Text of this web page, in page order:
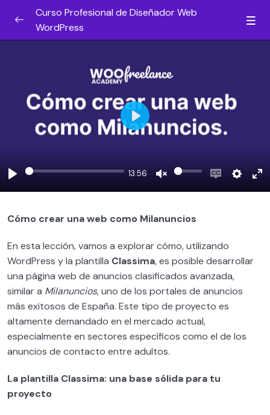
Gana dinero desde el día uno
Introducción al diseño web
Qué necesitas para crear un sitio web
WordPress
Cuentas de email para proyecto web
Cómo instalar WordPress
WordPress y su sistema de archivos 0/4
Plantillas WordPress
Plugins WordPress PREMIUM 0/2
Migración y clonación de sitios WordPress
Curso Profesional de Diseñador Web
WordPress
Play
13:56
Unmute
Enable
Play
Cómo crear una web como Milanuncios
En esta lección, vamos a explorar cómo, utilizando
WordPress y la plantilla Classima, es posible desarrollar
una página web de anuncios clasificados avanzada,
similar a Milanuncios, uno de los portales de anuncios
más exitosos de España. Este tipo de proyecto es
altamente demandado en el mercado actual,
especialmente en sectores específicos como el de los
anuncios de contacto entre adultos.
La plantilla Classima: una base sólida para tu
proyecto